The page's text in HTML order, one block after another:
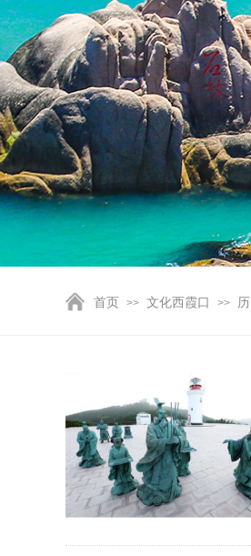
首页 >> 文化西霞口 >>